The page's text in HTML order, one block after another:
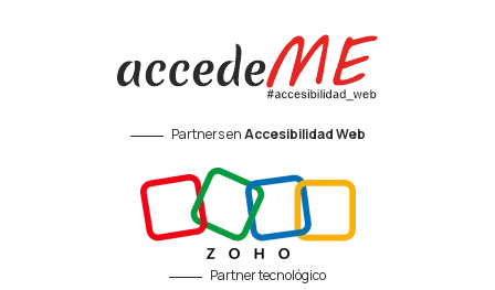
Partners enAccesibilidad Web
Partner tecnológico